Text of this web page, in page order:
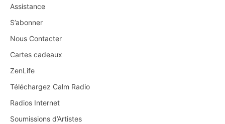
Assistance
S’abonner
Nous Contacter
Cartes cadeaux
ZenLife
Téléchargez Calm Radio
Radios Internet
Soumissions d’Artistes